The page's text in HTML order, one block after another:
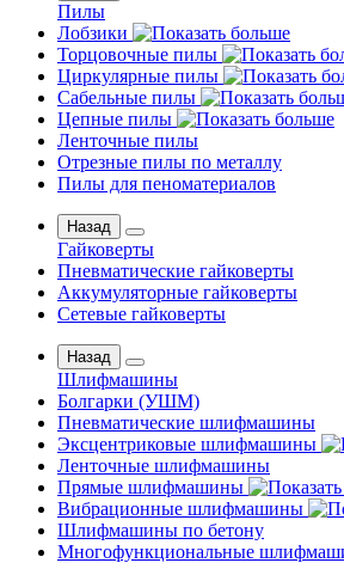
Пилы
Лобзики
Торцовочные пилы
Циркулярные пилы
Сабельные пилы
Цепные пилы
Ленточные пилы
Отрезные пилы по металлу
Пилы для пеноматериалов
Назад
Гайковерты
Пневматические гайковерты
Аккумуляторные гайковерты
Сетевые гайковерты
Назад
Шлифмашины
Бoлгаpки (УШM)
Пневматические шлифмашины
Эксцентриковые шлифмашины
Ленточные шлифмашины
Прямые шлифмашины
Вибрационные шлифмашины
Шлифмашины по бетону
Многофункциональные